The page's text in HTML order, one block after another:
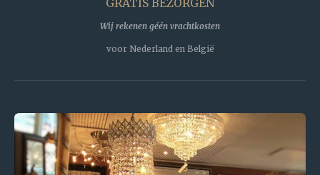
GRATIS BEZORGEN
Wij rekenen géén vrachtkosten
voor Nederland en België